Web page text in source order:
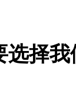
选择我